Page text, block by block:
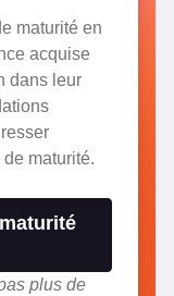
maturité en
acquise
dans leur
maturité.
plus de